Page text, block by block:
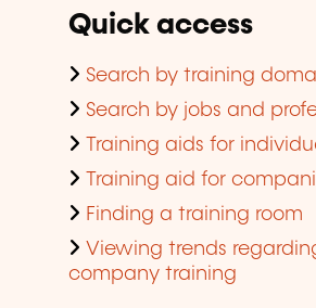
Quick access
Search by training
Search by jobs and
Training aids for
Training aid for
Finding a training room
Viewing trends
company training